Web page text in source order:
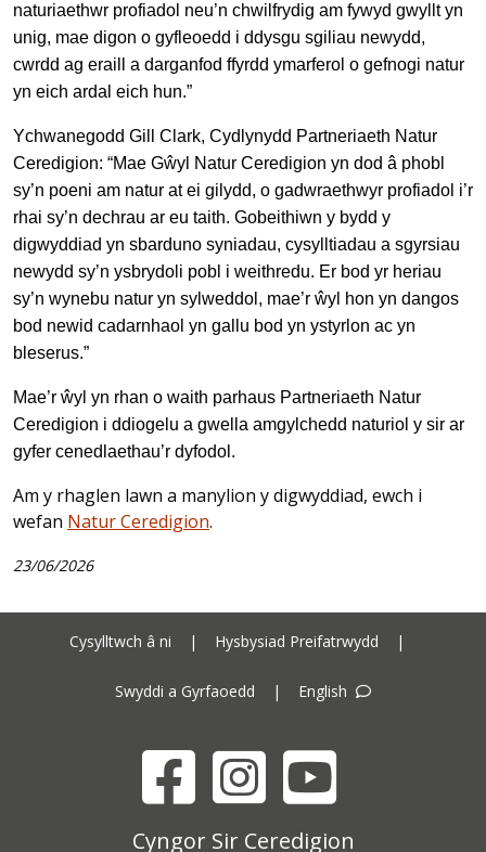
naturiaethwr profiadol neu’n chwilfrydig am fywyd gwyllt yn
unig, mae digon o gyfleoedd i ddysgu sgiliau newydd,
cwrdd ag eraill a darganfod ffyrdd ymarferol o gefnogi natur
yn eich ardal eich hun.”
Ychwanegodd Gill Clark, Cydlynydd Partneriaeth Natur
Ceredigion: “Mae Gŵyl Natur Ceredigion yn dod â phobl
sy’n poeni am natur at ei gilydd, o gadwraethwyr profiadol i’r
rhai sy’n dechrau ar eu taith. Gobeithiwn y bydd y
digwyddiad yn sbarduno syniadau, cysylltiadau a sgyrsiau
newydd sy’n ysbrydoli pobl i weithredu. Er bod yr heriau
sy’n wynebu natur yn sylweddol, mae’r ŵyl hon yn dangos
bod newid cadarnhaol yn gallu bod yn ystyrlon ac yn
bleserus.”
Mae’r ŵyl yn rhan o waith parhaus Partneriaeth Natur
Ceredigion i ddiogelu a gwella amgylchedd naturiol y sir ar
gyfer cenedlaethau’r dyfodol.
Am y rhaglen lawn a manylion y digwyddiad, ewch i
wefan Natur Ceredigion.
23/06/2026
Cysylltwch â ni | Hysbysiad Preifatrwydd |
Swyddi a Gyrfaoedd | English
FacebookInstagramYouTube
Cyngor Sir Ceredigion addressCyngor Sir Ceredigion